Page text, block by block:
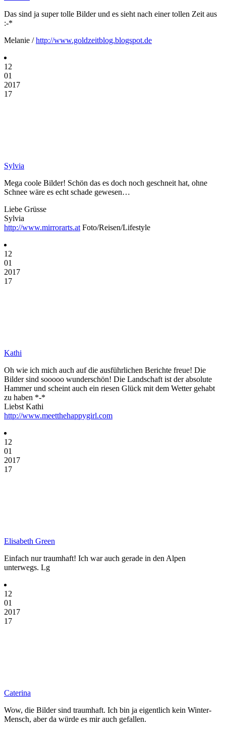
Das sind ja super tolle Bilder und es sieht nach einer tollen Zeit aus
:-*
Melanie /http://www.goldzeitblog.blogspot.de
12
01
2017
17
Sylvia
Mega coole Bilder! Schön das es doch noch geschneit hat, ohne
Schnee wäre es echt schade gewesen…
Liebe Grüsse
Sylvia
http://www.mirrorarts.at Foto/Reisen/Lifestyle
12
01
2017
17
Kathi
Oh wie ich mich auch auf die ausführlichen Berichte freue! Die
Bilder sind sooooo wunderschön! Die Landschaft ist der absolute
Hammer und scheint auch ein riesen Glück mit dem Wetter gehabt
zu haben *-*
Liebst Kathi
http://www.meetthehappygirl.com
12
01
2017
17
Elisabeth Green
Einfach nur traumhaft! Ich war auch gerade in den Alpen
unterwegs. Lg
12
01
2017
17
Caterina
Wow, die Bilder sind traumhaft. Ich bin ja eigentlich kein Winter-
Mensch, aber da würde es mir auch gefallen.